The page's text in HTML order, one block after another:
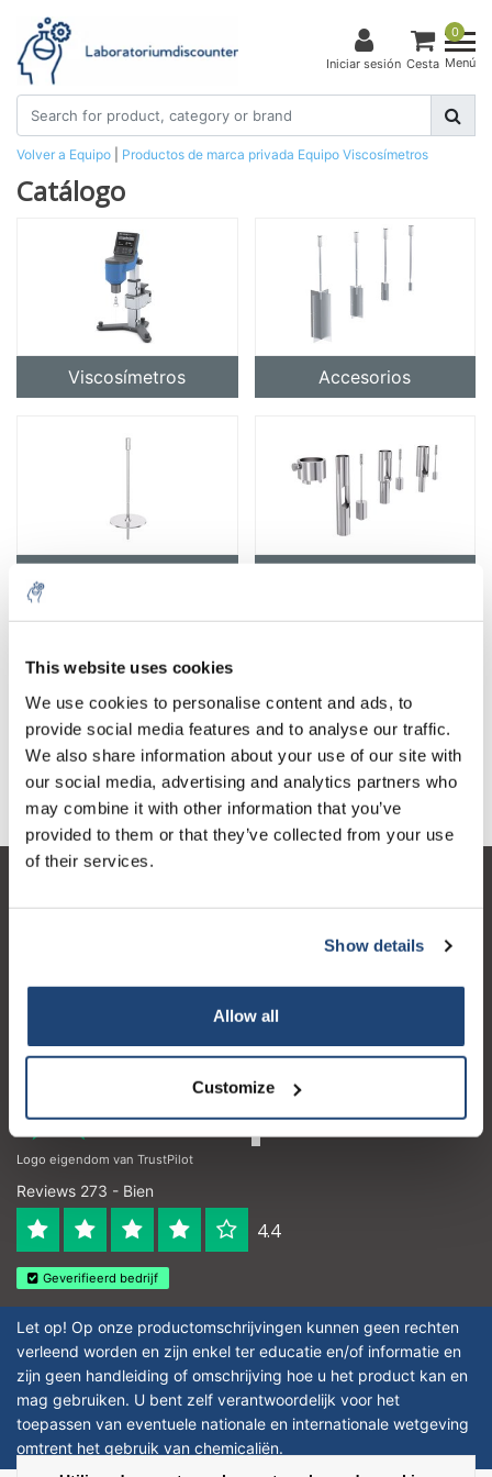
This website uses cookies
We use cookies to personalise content and ads, to
provide social media features and to analyse our traffic.
We also share information about your use of our site with
our social media, advertising and analytics partners who
may combine it with other information that you’ve
provided to them or that they’ve collected from your use
of their services.
Show details
Allow all
Customize
Iniciar sesión
0
Cesta Menú
Volver a Equipo Productos de marca privada Equipo Viscosímetros
Catálogo
Viscosímetros Accesorios
Aceite de silicona estándar
Detalles de contacto
Logo eigendom van TrustPilot
Reviews 273 - Bien
4.4
Geverifieerd bedrijf
Let op! Op onze productomschrijvingen kunnen geen rechten
verleend worden en zijn enkel ter educatie en/of informatie en
zijn geen handleiding of omschrijving hoe u het product kan en
mag gebruiken. U bent zelf verantwoordelijk voor het
toepassen van eventuele nationale en internationale wetgeving
omtrent het gebruik van chemicaliën.